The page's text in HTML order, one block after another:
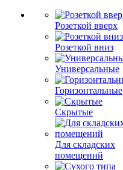
Розеткой вверх
Розеткой вниз
Универсальные
Горизонтальные
Скрытые
Для складских
помещений